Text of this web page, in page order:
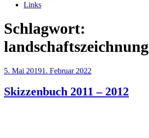
Links
Schlagwort:
landschaftszeichnung
Veröffentlicht
5. Mai 20191. Februar 2022
Skizzenbuch 2011 – 2012